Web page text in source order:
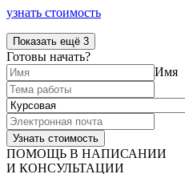
узнать стоимость
Показать ещё 3
Готовы начать?
Имя
ПОМОЩЬ В НАПИСАНИИ
И КОНСУЛЬТАЦИИ